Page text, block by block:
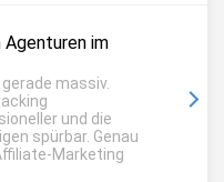
Agenturen im
massiv.
und die
spürbar. Genau
Marketing